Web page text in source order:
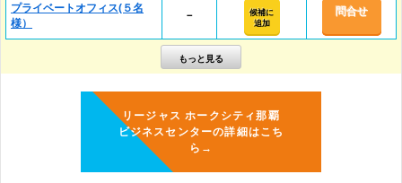
プライベートオフィス(５名
様）
－
候補に
追加
問合せ
リージャス ホークシティ那覇
ビジネスセンターの詳細はこち
ら→